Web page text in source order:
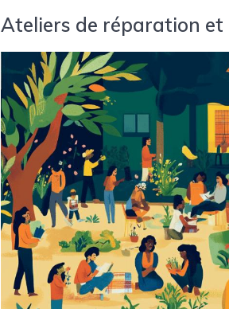
Ateliers de réparation